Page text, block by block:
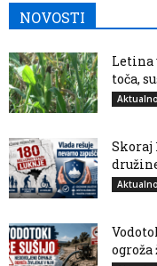
NOVOSTI
Letina
toča,
Aktualno
Skoraj
Aktualno